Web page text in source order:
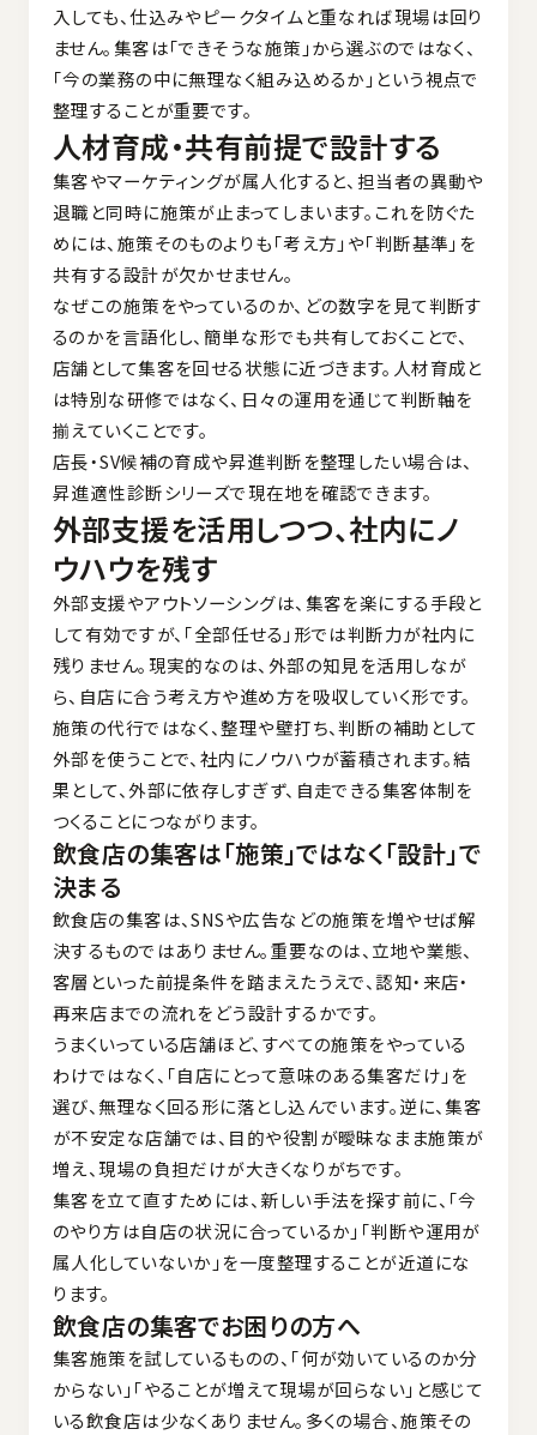
入しても、仕込みやピークタイムと重なれば現場は回り
ません。集客は「できそうな施策」から選ぶのではなく、
「今の業務の中に無理なく組み込めるか」という視点で
整理することが重要です。
人材育成・共有前提で設計する
集客やマーケティングが属人化すると、担当者の異動や
退職と同時に施策が止まってしまいます。これを防ぐた
めには、施策そのものよりも「考え方」や「判断基準」を
共有する設計が欠かせません。
なぜこの施策をやっているのか、どの数字を見て判断す
るのかを言語化し、簡単な形でも共有しておくことで、
店舗として集客を回せる状態に近づきます。人材育成と
は特別な研修ではなく、日々の運用を通じて判断軸を
揃えていくことです。
店長・SV候補の育成や昇進判断を整理したい場合は、
昇進適性診断シリーズで現在地を確認できます。
外部支援を活用しつつ、社内にノ
ウハウを残す
外部支援やアウトソーシングは、集客を楽にする手段と
して有効ですが、「全部任せる」形では判断力が社内に
残りません。現実的なのは、外部の知見を活用しなが
ら、自店に合う考え方や進め方を吸収していく形です。
施策の代行ではなく、整理や壁打ち、判断の補助として
外部を使うことで、社内にノウハウが蓄積されます。結
果として、外部に依存しすぎず、自走できる集客体制を
つくることにつながります。
飲食店の集客は「施策」ではなく「設計」で
決まる
飲食店の集客は、SNSや広告などの施策を増やせば解
決するものではありません。重要なのは、立地や業態、
客層といった前提条件を踏まえたうえで、認知・来店・
再来店までの流れをどう設計するかです。
うまくいっている店舗ほど、すべての施策をやっている
わけではなく、「自店にとって意味のある集客だけ」を
選び、無理なく回る形に落とし込んでいます。逆に、集客
が不安定な店舗では、目的や役割が曖昧なまま施策が
増え、現場の負担だけが大きくなりがちです。
集客を立て直すためには、新しい手法を探す前に、「今
のやり方は自店の状況に合っているか」「判断や運用が
属人化していないか」を一度整理することが近道にな
ります。
飲食店の集客でお困りの方へ
集客施策を試しているものの、「何が効いているのか分
からない」「やることが増えて現場が回らない」と感じて
いる飲食店は少なくありません。多くの場合、施策その